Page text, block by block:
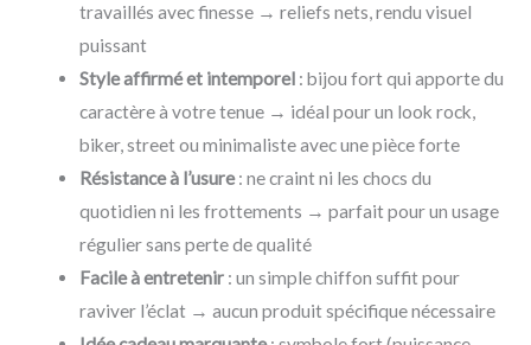
travaillés avec finesse → reliefs nets, rendu visuel
puissant
Style affirmé et intemporel: bijou fort qui apporte du
caractère à votre tenue → idéal pour un look rock,
biker, street ou minimaliste avec une pièce forte
Résistance à l’usure: ne craint ni les chocs du
quotidien ni les frottements → parfait pour un usage
régulier sans perte de qualité
Facile à entretenir: un simple chiffon suffit pour
raviver l’éclat → aucun produit spécifique nécessaire